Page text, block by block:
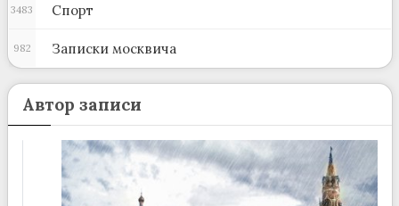
Спорт
3483
Записки москвича
982
Автор записи